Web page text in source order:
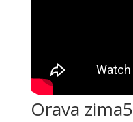
Orava zima5